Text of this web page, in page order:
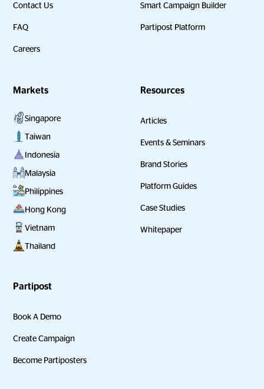
Contact Us
FAQ
Careers
Smart Campaign Builder
Partipost Platform
Markets
Singapore
Taiwan
Indonesia
Malaysia
Philippines
Hong Kong
Vietnam
Thailand
Resources
Articles
Events & Seminars
Brand Stories
Platform Guides
Case Studies
Whitepaper
Partipost
Book A Demo
Create Campaign
Become Partiposters